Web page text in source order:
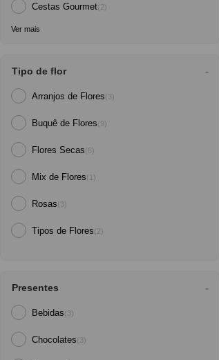
Cestas Gourmet(2)
Ver mais
Tipo de flor
Arranjos de Flores(3)
Buquê de Flores(9)
Flores Secas(6)
Mix de Flores(1)
Rosas(3)
Tipos de Flores(2)
Presentes
Bebidas(3)
Chocolates(3)